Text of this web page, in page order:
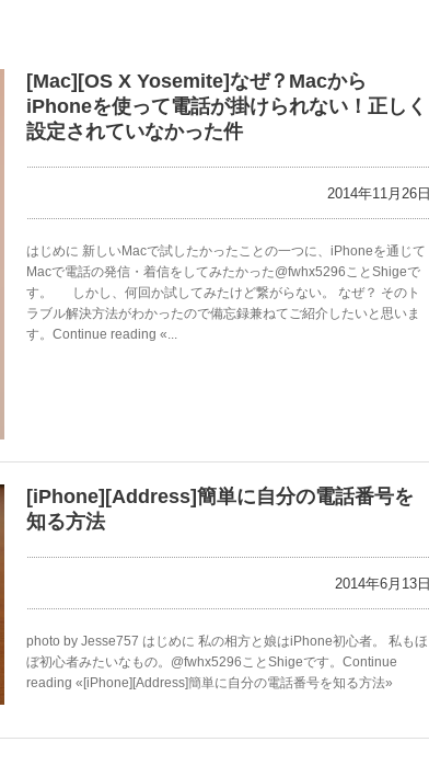
[Mac][OS X Yosemite]なぜ？Macから
iPhoneを使って電話が掛けられない！正しく
設定されていなかった件
2014年11月26日
はじめに 新しいMacで試したかったことの一つに、iPhoneを通じて
Macで電話の発信・着信をしてみたかった@fwhx5296ことShigeで
す。 しかし、何回か試してみたけど繋がらない。 なぜ？ そのト
ラブル解決方法がわかったので備忘録兼ねてご紹介したいと思いま
す。Continue reading «...
[iPhone][Address]簡単に自分の電話番号を
知る方法
2014年6月13日
photo by Jesse757 はじめに 私の相方と娘はiPhone初心者。 私もほ
ぼ初心者みたいなもの。@fwhx5296ことShigeです。Continue
reading «[iPhone][Address]簡単に自分の電話番号を知る方法»